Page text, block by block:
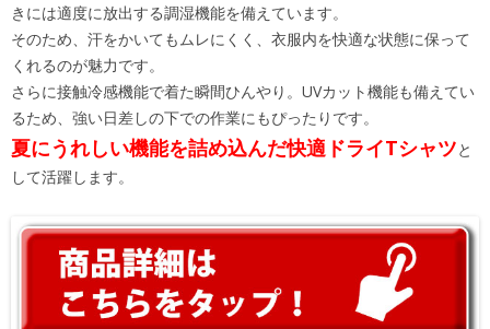
きには適度に放出する調湿機能を備えています。
そのため、汗をかいてもムレにくく、衣服内を快適な状態に保って
くれるのが魅力です。
さらに接触冷感機能で着た瞬間ひんやり。UVカット機能も備えてい
るため、強い日差しの下での作業にもぴったりです。
夏にうれしい機能を詰め込んだ快適ドライTシャツと
して活躍します。